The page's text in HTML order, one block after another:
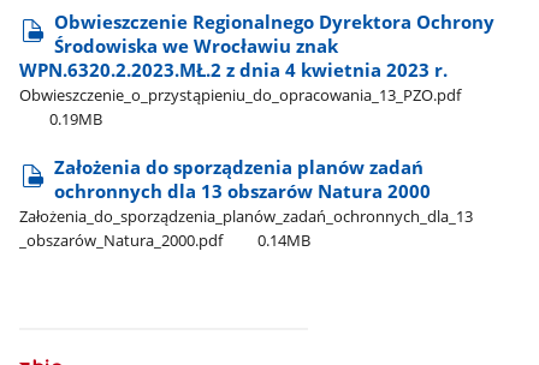
Obwieszczenie Regionalnego Dyrektora Ochrony
Środowiska we Wrocławiu znak
WPN.6320.2.2023.MŁ.2 z dnia 4 kwietnia 2023 r.
Obwieszczenie​_o​_przystąpieniu​_do​_opracowania​_13​_PZO.pdf
0.19MB
Założenia do sporządzenia planów zadań
ochronnych dla 13 obszarów Natura 2000
Założenia​_do​_sporządzenia​_planów​_zadań​_ochronnych​_dla​_13​
_obszarów​_Natura​_2000.pdf
0.14MB